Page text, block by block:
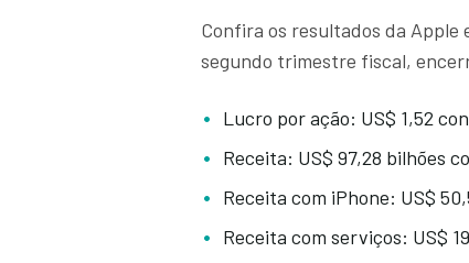
Confira os resultados da Apple
segundo trimestre fiscal,
Lucro por ação: US$ 1,52
Receita: US$ 97,28 bilhões
Receita com iPhone: US$
Receita com serviços: US$